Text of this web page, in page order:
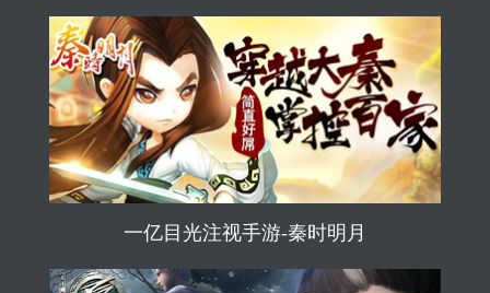
一亿目光注视手游-秦时明月